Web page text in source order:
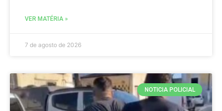
VER MATÉRIA »
7 de agosto de 2026
NOTICIA POLICIAL